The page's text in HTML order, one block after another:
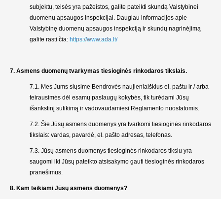
subjektų, teisės yra pažeistos, galite pateikti skundą Valstybinei
duomenų apsaugos inspekcijai. Daugiau informacijos apie
Valstybinę duomenų apsaugos inspekciją ir skundų nagrinėjimą
galite rasti čia: https://www.ada.lt/
7. Asmens duomenų tvarkymas tiesioginės rinkodaros tikslais.
7.1. Mes Jums siųsime Bendrovės naujienlaiškius el. paštu ir / arba
teirausimės dėl esamų paslaugų kokybės, tik turėdami Jūsų
išankstinį sutikimą ir vadovaudamiesi Reglamento nuostatomis.
7.2. Šie Jūsų asmens duomenys yra tvarkomi tiesioginės rinkodaros
tikslais: vardas, pavardė, el. pašto adresas, telefonas.
7.3. Jūsų asmens duomenys tiesioginės rinkodaros tikslu yra
saugomi iki Jūsų pateikto atsisakymo gauti tiesioginės rinkodaros
pranešimus.
8. Kam teikiami Jūsų asmens duomenys?